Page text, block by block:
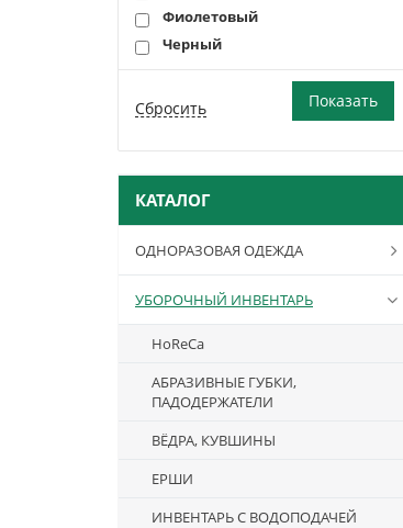
Фиолетовый
Черный
КАТАЛОГ
ОДНОРАЗОВАЯ ОДЕЖДА
УБОРОЧНЫЙ ИНВЕНТАРЬ
HoReCa
АБРАЗИВНЫЕ ГУБКИ,
ПАДОДЕРЖАТЕЛИ
ВЁДРА, КУВШИНЫ
ЕРШИ
ИНВЕНТАРЬ С ВОДОПОДАЧЕЙ